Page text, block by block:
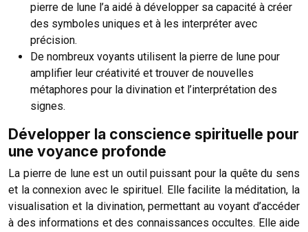
pierre de lune l’a aidé à développer sa capacité à créer
des symboles uniques et à les interpréter avec
précision.
De nombreux voyants utilisent la pierre de lune pour
amplifier leur créativité et trouver de nouvelles
métaphores pour la divination et l’interprétation des
signes.
Développer la conscience spirituelle pour
une voyance profonde
La pierre de lune est un outil puissant pour la quête du sens
et la connexion avec le spirituel. Elle facilite la méditation, la
visualisation et la divination, permettant au voyant d’accéder
à des informations et des connaissances occultes. Elle aide